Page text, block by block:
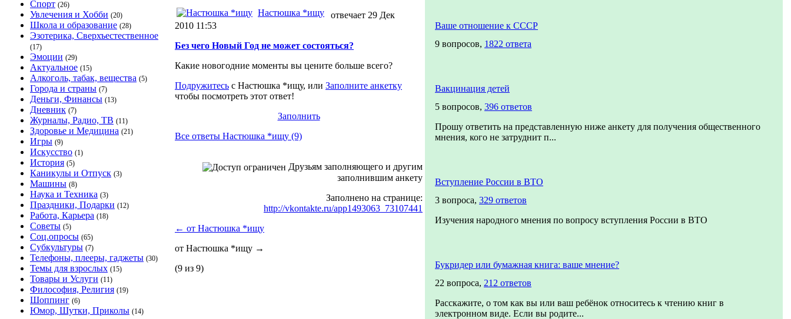
Спорт (26)
Увлечения и Хобби (20)
Школа и образование (28)
Эзотерика, Сверхъестественное
(17)
Эмоции (29)
Актуальное (15)
Алкоголь, табак, вещества (5)
Города и страны (7)
Деньги, Финансы (13)
Дневник (7)
Журналы, Радио, ТВ (11)
Здоровье и Медицина (21)
Игры (9)
Искусство (1)
История (5)
Каникулы и Отпуск (3)
Машины (8)
Наука и Техника (3)
Праздники, Подарки (12)
Работа, Карьера (18)
Советы (5)
Соц.опросы (65)
Субкультуры (7)
Телефоны, плееры, гаджеты (30)
Темы для взрослых (15)
Товары и Услуги (11)
Философия, Религия (19)
Шоппинг (6)
Юмор, Шутки, Приколы (14)
Настюшка *ищу
отвечает 29 Дек
2010 11:53
Без чего Новый Год не может состояться?
Какие новогодние моменты вы цените больше всего?
Подружитесь с Настюшка *ищу, или Заполните анкетку
чтобы посмотреть этот ответ!
Заполнить
Все ответы Настюшка *ищу (9)
Друзьям заполняющего и другим
заполнившим анкету
Заполнено на странице:
http://vkontakte.ru/app1493063_73107441
← от Настюшка *ищу
от Настюшка *ищу →
(9 из 9)
Ваше отношение к СССР
9 вопросов, 1822 ответа
Вакцинация детей
5 вопросов, 396 ответов
Прошу ответить на представленную ниже анкету для получения общественного
мнения, кого не затруднит п...
Вступление России в ВТО
3 вопроса, 329 ответов
Изучения народного мнения по вопросу вступления России в ВТО
Букридер или бумажная книга: ваше мнение?
22 вопроса, 212 ответов
Расскажите, о том как вы или ваш ребёнок относитесь к чтению книг в
электронном виде. Если вы родите...